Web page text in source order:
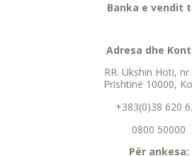
Banka e vendit
Adresa dhe
RR. Ukshin Hoti,
Prishtinë 10000,
+383(0)38 620
0800 50000
Për ankesa: